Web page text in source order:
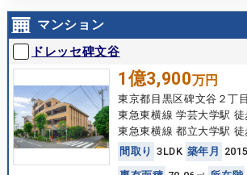
マンション
ドレッセ碑文谷
1億3,900万円
東京都目黒区碑文谷２丁目
東急東横線 学芸大学駅 徒
東急東横線 都立大学駅 徒
間 取 り 3LDK 築年 月